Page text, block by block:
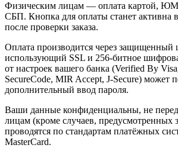
Физическим лицам — оплата картой,
СБП. Кнопка для оплаты станет активна
после проверки заказа.
Оплата производится через
использующий SSL и 256-битное
от настроек вашего банка (Verified By
SecureCode, MIR Accept, J-Secure) может
дополнительный ввод пароля.
Ваши данные конфиденциальны, не
лицам (кроме случаев, предусмотренных
проводятся по стандартам платёжных
MasterCard.